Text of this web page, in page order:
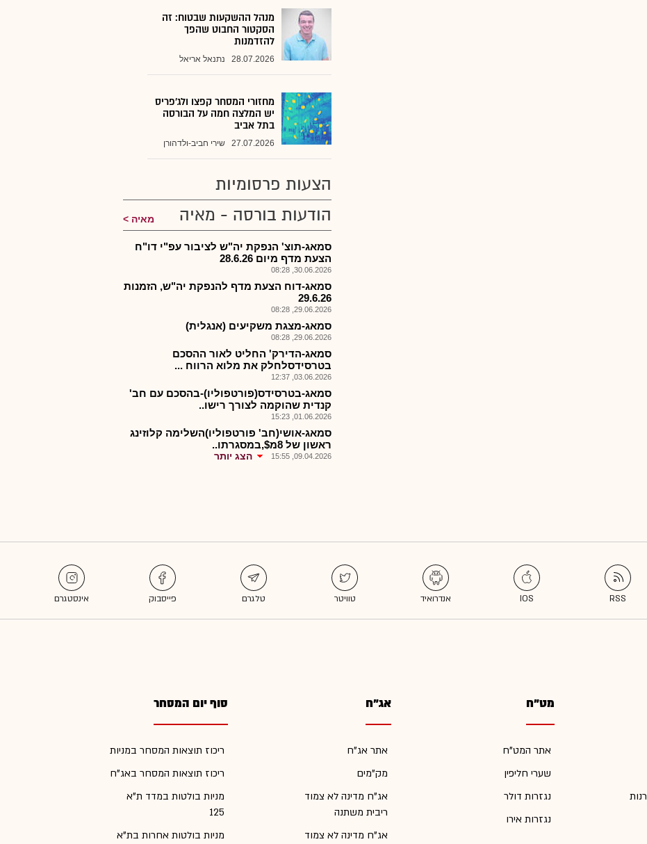
מנהל ההשקעות שבטוח: זה
הסקטור החבוט שהפך
להזדמנות
28.07.2026 נתנאל אריאל
מחזורי המסחר קפצו ולג'פריס
יש המלצה חמה על הבורסה
בתל אביב
27.07.2026 שירי חביב-ולדהורן
הצעות פרסומיות
הודעות בורסה - מאיה
מאיה
סמאג-תוצ' הנפקת יה"ש לציבור עפ"י דו"ח
הצעת מדף מיום 28.6.26
30.06.2026, 08:28
סמאג-דוח הצעת מדף להנפקת יה"ש, הזמנות
29.6.26
29.06.2026, 08:28
סמאג-מצגת משקיעים (אנגלית)
29.06.2026, 08:28
סמאג-הדירק' החליט לאור ההסכם
בטרסידסלחלק את מלוא הרווח ...
03.06.2026, 12:37
סמאג-בטרסידס(פורטפוליו)-בהסכם עם חב'
קנדית שהוקמה לצורך רישו..
01.06.2026, 15:23
סמאג-אושי(חב' פורטפוליו)השלימה קלוזינג
ראשון של 8מ$,במסגרתו..
09.04.2026, 15:55 הצג יותר
מט"ח
אתר המט"ח
שערי חליפין
נגזרות דולר
נגזרות אירו
אג"ח
אתר אג"ח
מק"מים
אג"ח מדינה לא צמוד
ריבית משתנה
אג"ח מדינה לא צמוד
סוף יום המסחר
ריכוז תוצאות המסחר במניות
ריכוז תוצאות המסחר באג"ח
מניות בולטות במדד ת"א
125
מניות בולטות אחרות בת"א